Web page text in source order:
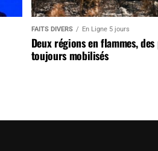
FAITS DIVERS En Ligne 5 jours
Deux régions en flammes,
toujours mobilisés